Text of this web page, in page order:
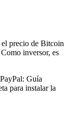
el precio de Bitcoin
inversor, es
Guía
para instalar la